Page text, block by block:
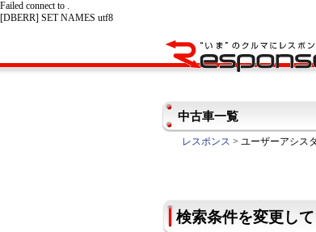
Failed connect to .
[DBERR] SET NAMES utf8
中古車一覧
レスポンス > ユーザーアシス
検索条件を変更し